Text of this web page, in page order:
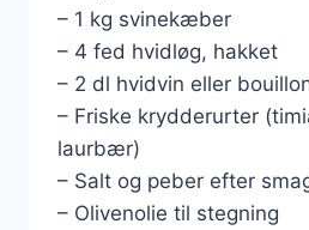
– 1 kg svinekæber
– 4 fed hvidløg, hakket
– 2 dl hvidvin eller
– Friske krydderurter
laurbær)
– Salt og peber efter
– Olivenolie til stegning